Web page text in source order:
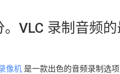
。VLC 录制音频
像机 是一款出色的音频录制选